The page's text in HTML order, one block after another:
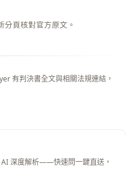
頁核對官方原文。
有判決書全文與相關法規連結，
深度解析——快速問一鍵直送，